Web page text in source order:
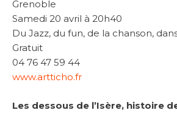
Grenoble
Samedi 20 avril à 20h40
Du Jazz, du fun, de la chanson,
Gratuit
04 76 47 59 44
www.artticho.fr
Les dessous de l’Isère, histoire